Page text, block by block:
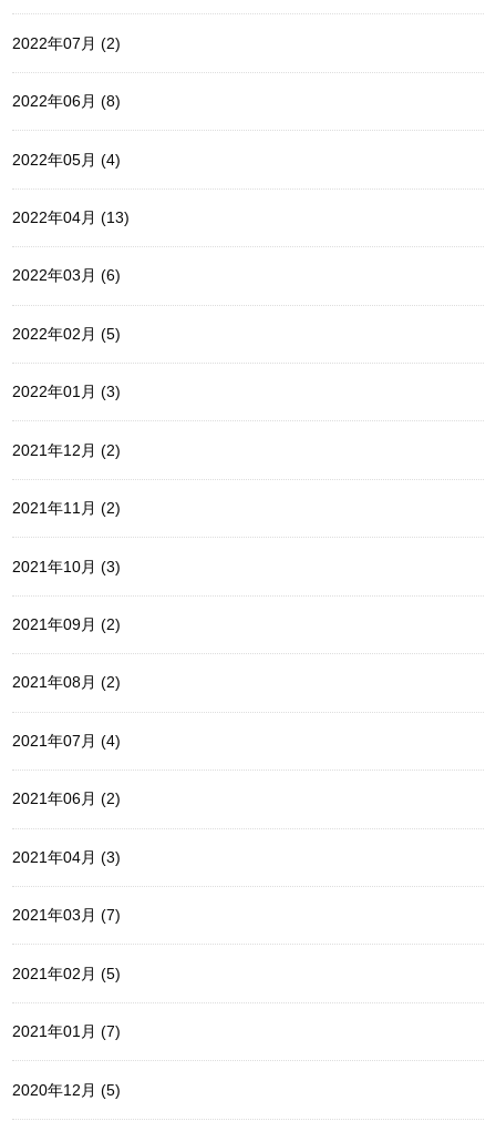
2022年07月 (2)
2022年06月 (8)
2022年05月 (4)
2022年04月 (13)
2022年03月 (6)
2022年02月 (5)
2022年01月 (3)
2021年12月 (2)
2021年11月 (2)
2021年10月 (3)
2021年09月 (2)
2021年08月 (2)
2021年07月 (4)
2021年06月 (2)
2021年04月 (3)
2021年03月 (7)
2021年02月 (5)
2021年01月 (7)
2020年12月 (5)